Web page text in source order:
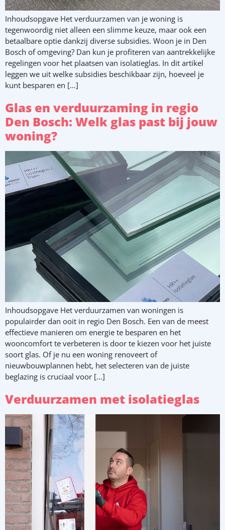
Inhoudsopgave Het verduurzamen van je woning is
tegenwoordig niet alleen een slimme keuze, maar ook een
betaalbare optie dankzij diverse subsidies. Woon je in Den
Bosch of omgeving? Dan kun je profiteren van aantrekkelijke
regelingen voor het plaatsen van isolatieglas. In dit artikel
leggen we uit welke subsidies beschikbaar zijn, hoeveel je
kunt besparen en […]
Glas en verduurzaming in regio
Den Bosch: Welk glas past bij jouw
woning?
Inhoudsopgave Het verduurzamen van woningen is
populairder dan ooit in regio Den Bosch. Een van de meest
effectieve manieren om energie te besparen en het
wooncomfort te verbeteren is door te kiezen voor het juiste
soort glas. Of je nu een woning renoveert of
nieuwbouwplannen hebt, het selecteren van de juiste
beglazing is cruciaal voor […]
Verduurzamen met isolatieglas